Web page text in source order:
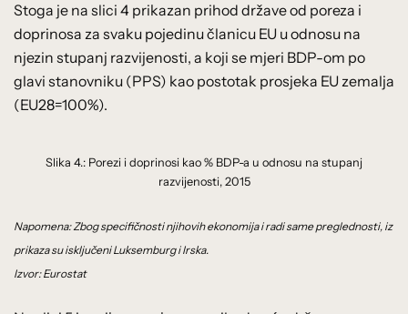
Stoga je na slici 4 prikazan prihod države od poreza i
doprinosa za svaku pojedinu članicu EU u odnosu na
njezin stupanj razvijenosti, a koji se mjeri BDP-om po
glavi stanovniku (PPS) kao postotak prosjeka EU zemalja
(EU28=100%).
Slika 4.: Porezi i doprinosi kao % BDP-a u odnosu na stupanj
razvijenosti, 2015
Napomena: Zbog specifičnosti njihovih ekonomija i radi same preglednosti, iz
prikaza su isključeni Luksemburg i Irska.
Izvor: Eurostat